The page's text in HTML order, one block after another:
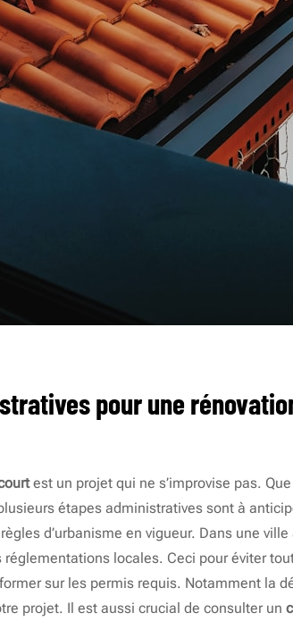
pour une
est un projet qui ne s’improvise pas.
étapes administratives sont à
d’urbanisme en vigueur. Dans une
locales. Ceci pour éviter
sur les permis requis. Notamment la
projet. Il est aussi crucial de consulter un